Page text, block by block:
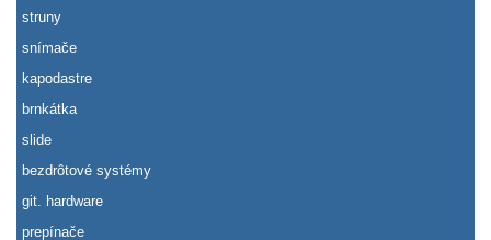
struny
snímače
kapodastre
brnkátka
slide
bezdrôtové systémy
git. hardware
prepínače